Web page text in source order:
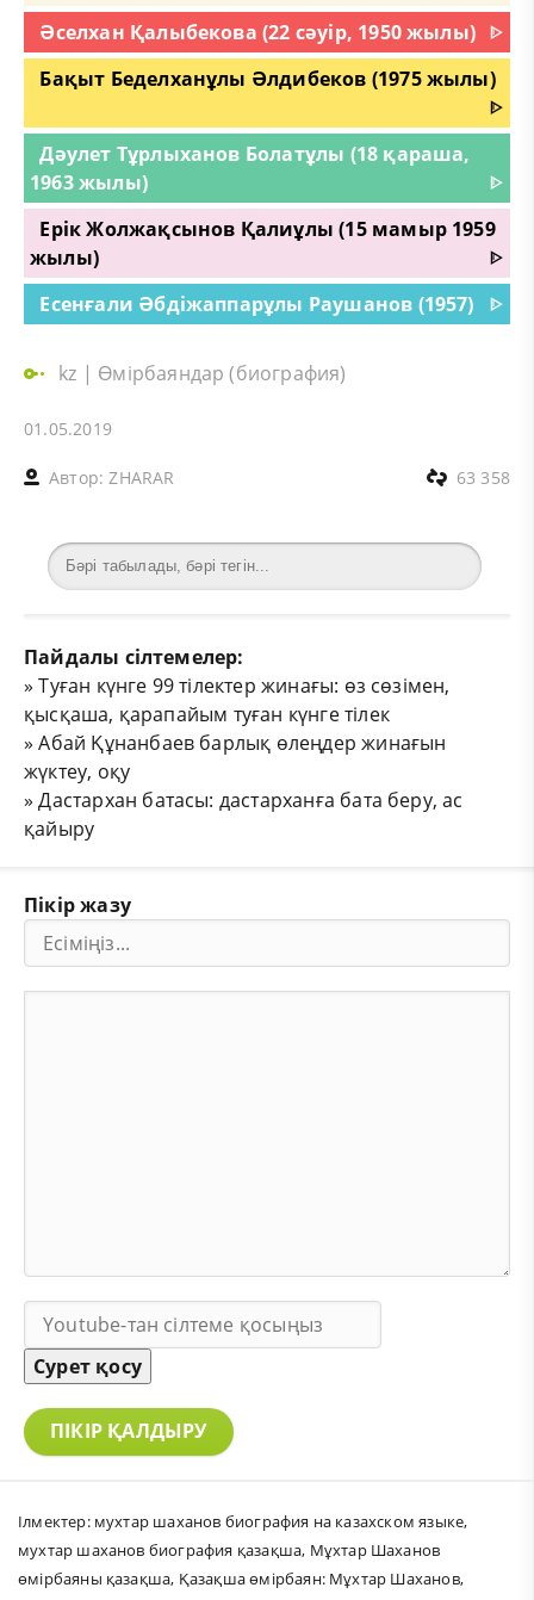
Әселхан Қалыбекова (22 сәуір, 1950 жылы) ᐈ
Бақыт Беделханұлы Әлдибеков (1975 жылы)
ᐈ
Дәулет Тұрлыханов Болатұлы (18 қараша,
1963 жылы)
ᐈ
Ерік Жолжақсынов Қалиұлы (15 мамыр 1959
жылы)
ᐈ
Есенғали Әбдіжаппарұлы Раушанов (1957)
ᐈ
kz | Өмірбаяндар (биография)
01.05.2019
Автор:ZHARAR 63 358
Пайдалы сілтемелер:
»Туған күнге 99 тілектер жинағы: өз сөзімен,
қысқаша, қарапайым туған күнге тілек
»Абай Құнанбаев барлық өлеңдер жинағын
жүктеу, оқу
»Дастархан батасы: дастарханға бата беру, ас
қайыру
Пікір жазу
Сурет қосу
ПІКІР ҚАЛДЫРУ
Ілмектер: мухтар шаханов биография на казахском языке,
мухтар шаханов биография қазақша, Мұхтар Шаханов
өмірбаяны қазақша, Қазақша өмірбаян: Мұхтар Шаханов,